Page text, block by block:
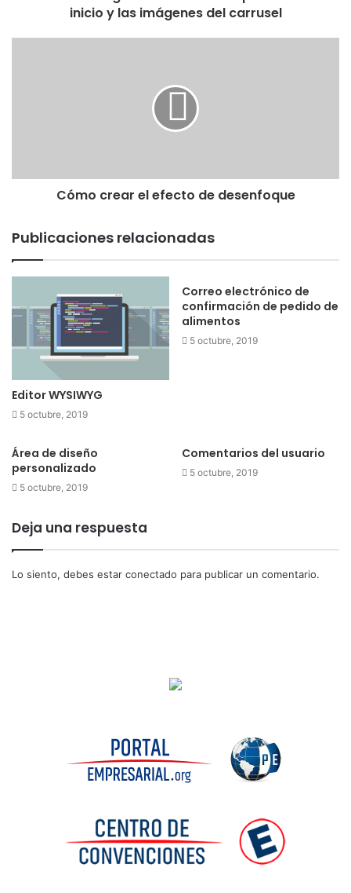
inicio y las imágenes del carrusel
Cómo crear el efecto de desenfoque
Publicaciones relacionadas
Editor WYSIWYG
5 octubre, 2019
Correo electrónico de
confirmación de pedido de
alimentos
5 octubre, 2019
Área de diseño
personalizado
5 octubre, 2019
Comentarios del usuario
5 octubre, 2019
Deja una respuesta
Lo siento, debes estar conectado para publicar un comentario.